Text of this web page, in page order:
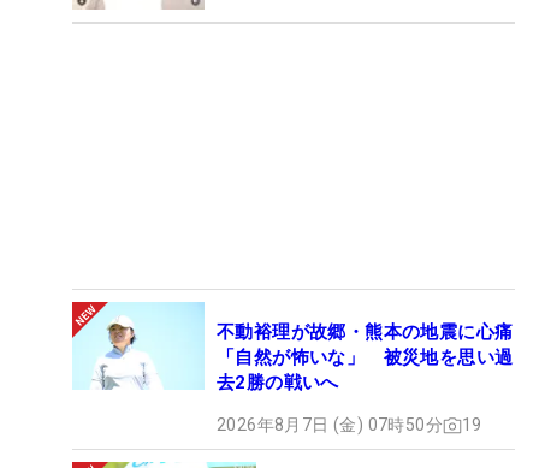
不動裕理が故郷・熊本の地震に心痛
「自然が怖いな」 被災地を思い過
去2勝の戦いへ
2026年8月7日 (金) 07時50分 19